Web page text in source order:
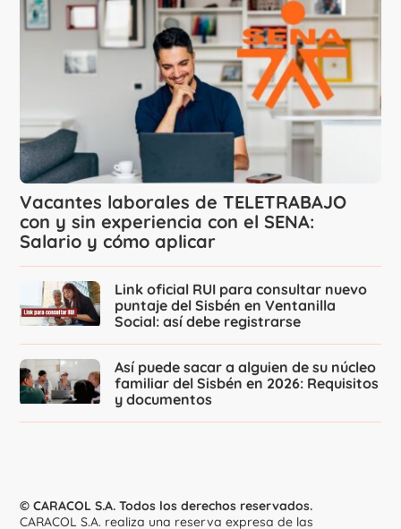
Vacantes laborales de TELETRABAJO
con y sin experiencia con el SENA:
Salario y cómo aplicar
Link oficial RUI para consultar nuevo
puntaje del Sisbén en Ventanilla
Social: así debe registrarse
Así puede sacar a alguien de su núcleo
familiar del Sisbén en 2026: Requisitos
y documentos
© CARACOL S.A. Todos los derechos reservados.
CARACOL S.A. realiza una reserva expresa de las